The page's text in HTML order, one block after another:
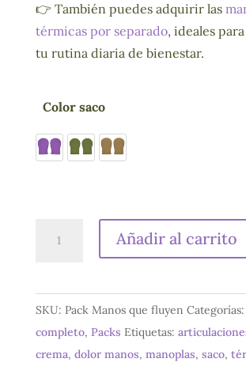
👉 También puedes adquirir las
térmicas por separado, ideales
tu rutina diaria de bienestar.
Color saco
cantidad
Añadir al carrito
SKU: Pack Manos que fluyen Categorías:
completo, Packs Etiquetas:
crema, dolor manos, manoplas, saco,